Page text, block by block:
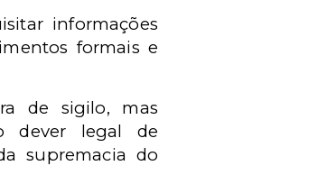
informações
formais e
de sigilo, mas
dever legal de
supremacia do